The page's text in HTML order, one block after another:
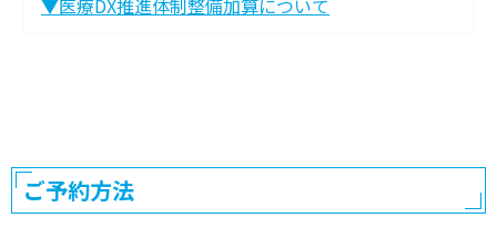
▼医療DX推進体制整備加算について
ご予約方法